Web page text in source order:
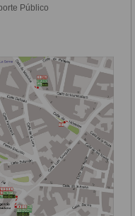
Público